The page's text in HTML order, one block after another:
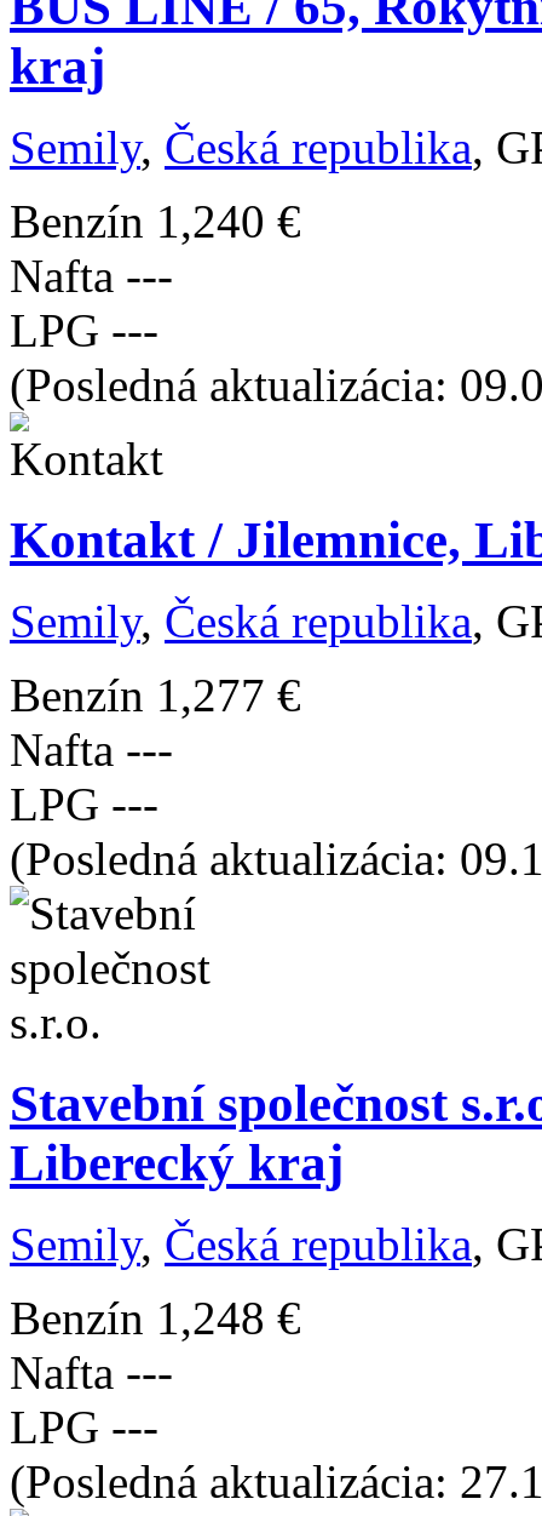
kraj
Semily, Česká republika,
Benzín 1,240 €
Nafta ---
LPG ---
(Posledná aktualizácia:
Kontakt / Jilemnice,
Semily, Česká republika,
Benzín 1,277 €
Nafta ---
LPG ---
(Posledná aktualizácia:
Stavební společnost
Liberecký kraj
Semily, Česká republika,
Benzín 1,248 €
Nafta ---
LPG ---
(Posledná aktualizácia: